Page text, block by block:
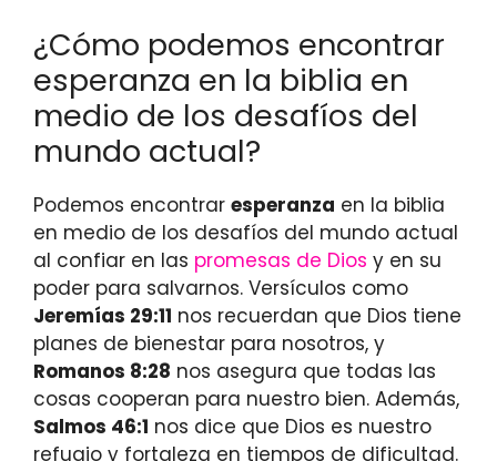
¿Cómo podemos encontrar
esperanza en la biblia en
medio de los desafíos del
mundo actual?
Podemos encontrar esperanza en la biblia
en medio de los desafíos del mundo actual
al confiar en las promesas de Dios y en su
poder para salvarnos. Versículos como
Jeremías 29:11 nos recuerdan que Dios tiene
planes de bienestar para nosotros, y
Romanos 8:28 nos asegura que todas las
cosas cooperan para nuestro bien. Además,
Salmos 46:1 nos dice que Dios es nuestro
refugio y fortaleza en tiempos de dificultad.